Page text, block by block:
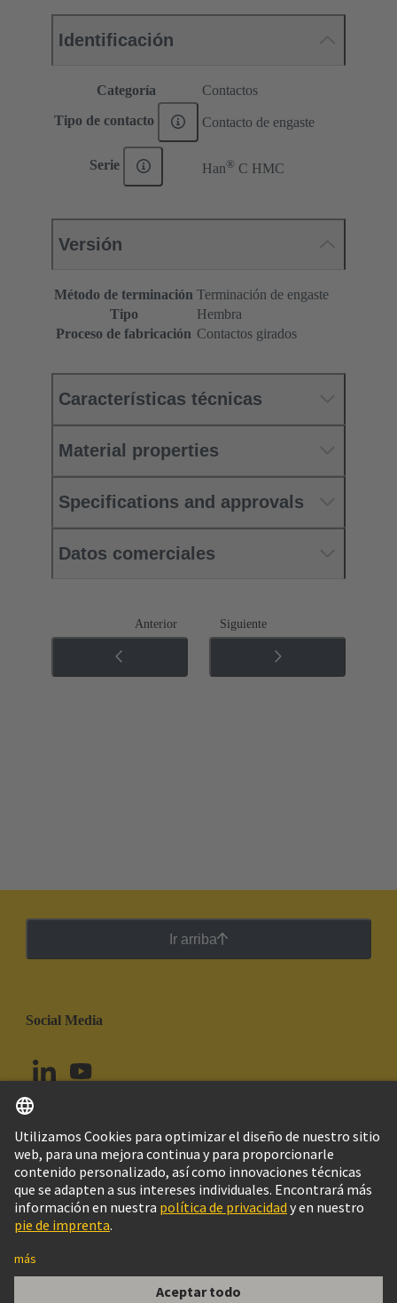
Identificación
Categoría Contactos
Tipo de contacto Contacto de engaste
Serie Han® C HMC
Versión
Método de terminación Terminación de engaste
Tipo
Hembra
Proceso de fabricación Contactos girados
Características técnicas
Material properties
Specifications and approvals
Datos comerciales
Anterior Siguiente
Ir arriba
Social Media
Ecuador Español
© Grupo Tecnológico HARTING
Imprint
Aviso Legal WebInformación al cliente